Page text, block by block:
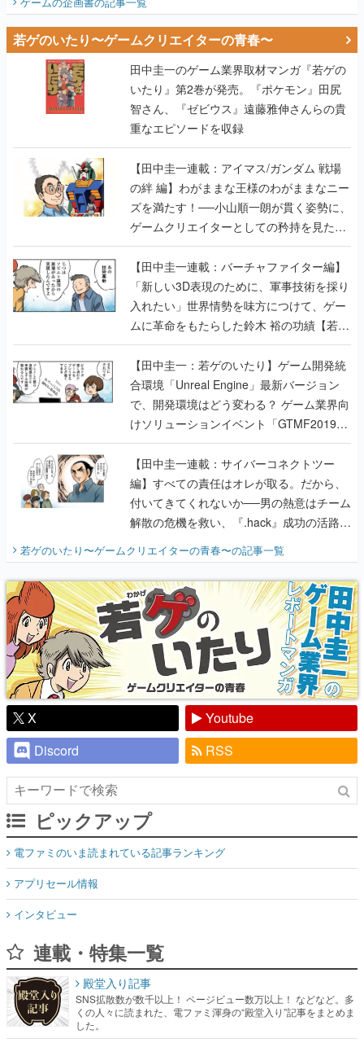
若ゲのいたり〜ゲームクリエイターの青春〜
田中圭一のゲーム業界取材マンガ『若ゲの
いたり』第2巻が発売。『ポケモン』田尻
智さん、『ゼビウス』遠藤雅伸さんらの貴
重なエピソードを収録
【田中圭一連載：アイマス/ガンダム 戦場
の絆 編】わがままな王様のわがままなニー
ズを満たす！──小山順一朗が貫く姿勢に、
ゲームクリエイターとしての矜持を見た
【若ゲのいたり最終回】
【田中圭一連載：バーチャファイター編】
「新しい3D表現のために、軍事技術を採り
入れたい」世界情勢を味方につけて、ゲー
ムに革命をもたらした鈴木 裕の功績【若ゲ
のいたり】
【田中圭一：若ゲのいたり】ゲーム開発統
合環境「Unreal Engine」最新バージョン
で、開発環境はどう変わる？ ゲーム業界向
けソリューションイベント「GTMF2019」
に行って、より理解を深めよう【PR】
【田中圭一連載：サイバーコネクトツー
編】すべての責任はオレが取る。だから、
付いてきてくれないか──男の熱意はチーム
解散の危機を救い、『.hack』成功の活路を
開く。業界の快男児・松山 洋に流れる血は
『少年ジャンプ』色だった【若ゲのいた
り】
若ゲのいたり〜ゲームクリエイターの青春〜の記事一覧
X
Youtube
Discord
RSS
ピックアップ
電ファミのいま読まれている記事ランキング
アプリセール情報
インタビュー
連載・特集一覧
殿堂入り記事
SNS拡散数が数千以上！ ページビュー数万以上！ などなど。多
くの人々に読まれた、電ファミ渾身の“殿堂入り”記事をまとめま
した。